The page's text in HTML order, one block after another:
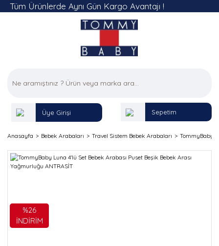
Tüm Ürünlerde Aynı Gün Kargo Avantajı !
Üye Girişi Sepetim
Anasayfa Bebek Arabaları Travel Sistem Bebek Arabaları TommyBaby
%26
İNDİRİM